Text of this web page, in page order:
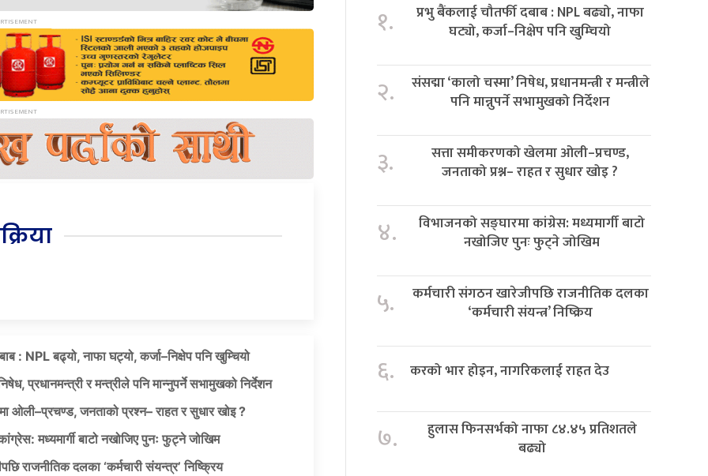
: NPL बढ्यो, नाफा घट्यो, कर्जा–निक्षेप पनि खुम्चियो
प्रधानमन्त्री र मन्त्रीले पनि मान्नुपर्ने सभामुखको निर्देशन
ओली–प्रचण्ड, जनताको प्रश्न– राहत र सुधार खोइ ?
मध्यमार्गी बाटो नखोजिए पुनः फुट्ने जोखिम
राजनीतिक दलका ‘कर्मचारी संयन्त्र’ निष्क्रिय
१.
प्रभु बैंकलाई चौतर्फी दबाब : NPL बढ्यो, नाफा
घट्यो, कर्जा–निक्षेप पनि खुम्चियो
२.
संसद्मा ‘कालो चस्मा’ निषेध, प्रधानमन्त्री र मन्त्रीले
पनि मान्नुपर्ने सभामुखको निर्देशन
३.
सत्ता समीकरणको खेलमा ओली–प्रचण्ड,
जनताको प्रश्न– राहत र सुधार खोइ ?
४.
विभाजनको सङ्घारमा कांग्रेस: मध्यमार्गी बाटो
नखोजिए पुनः फुट्ने जोखिम
५.
कर्मचारी संगठन खारेजीपछि राजनीतिक दलका
‘कर्मचारी संयन्त्र’ निष्क्रिय
६. करको भार होइन, नागरिकलाई राहत देउ
७.
हुलास फिनसर्भको नाफा ८४.४५ प्रतिशतले
बढ्यो